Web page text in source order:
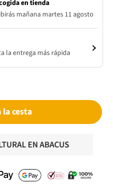
en tienda
mañana martes 11 agosto
la entrega más rápida
la cesta